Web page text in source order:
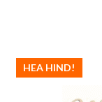
HEA HIND!